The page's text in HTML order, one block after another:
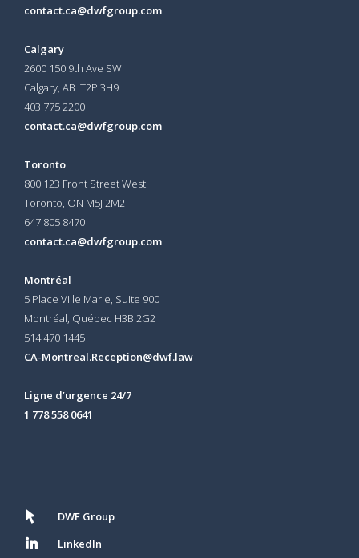
contact.ca@dwfgroup.com
Calgary
2600 150 9th Ave SW
Calgary, AB T2P 3H9
403 775 2200
contact.ca@dwfgroup.com
Toronto
800 123 Front Street West
Toronto, ON M5J 2M2
647 805 8470
contact.ca@dwfgroup.com
Montréal
5 Place Ville Marie, Suite 900
Montréal, Québec H3B 2G2
514 470 1445
CA-Montreal.Reception@dwf.law
Ligne d’urgence 24/7
1 778 558 0641
DWF Group
LinkedIn